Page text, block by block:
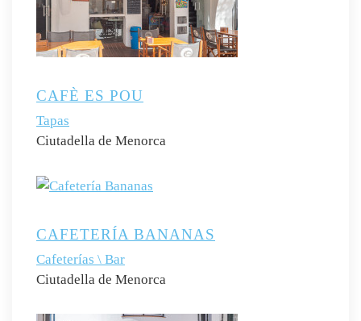
CAFÈ ES POU
Tapas
Ciutadella de Menorca
CAFETERÍA BANANAS
Cafeterías \ Bar
Ciutadella de Menorca